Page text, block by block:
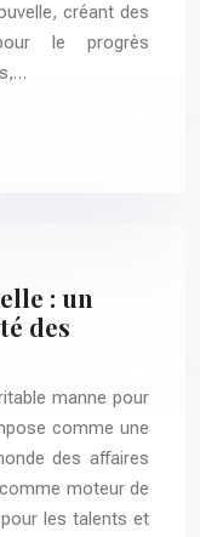
créant des
le progrès
: un
des
manne pour
comme une
des affaires
moteur de
les talents et